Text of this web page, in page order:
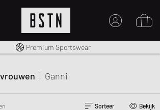
MIJN ACCOUNT
MAAK EEN ACCOUNT AAN
verzending naar NL vanaf € 100
Premium Sportswear
| Ganni
Sorteer Bekijk